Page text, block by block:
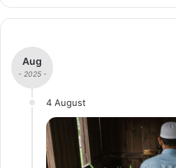
Aug
- 2025 -
4 August